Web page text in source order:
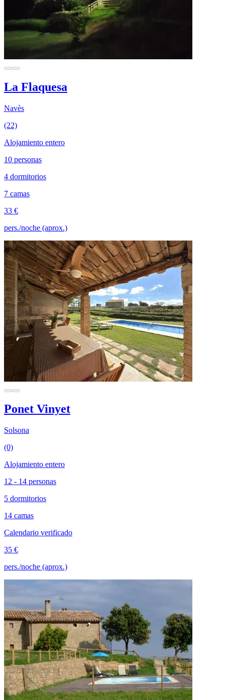
La Flaquesa
Navès
(22)
Alojamiento entero
10 personas
4 dormitorios
7 camas
33 €
pers./noche (aprox.)
Ponet Vinyet
Solsona
(0)
Alojamiento entero
12 - 14 personas
5 dormitorios
14 camas
Calendario verificado
35 €
pers./noche (aprox.)